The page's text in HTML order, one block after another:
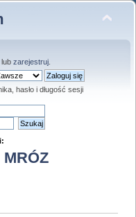
zarejestruj.
hasło i długość sesji